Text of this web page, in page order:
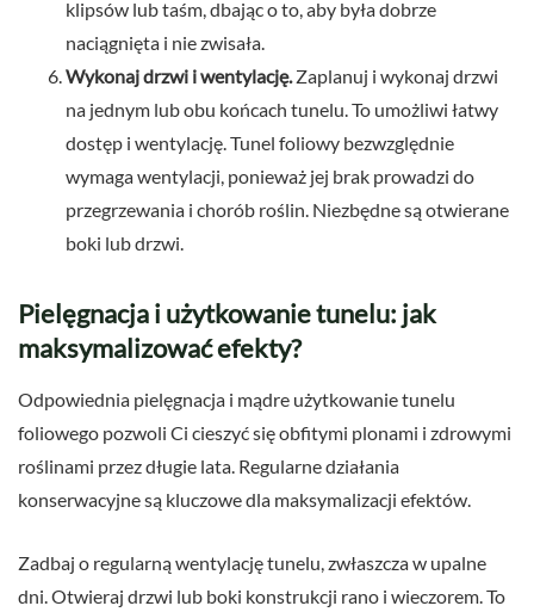
klipsów lub taśm, dbając o to, aby była dobrze
naciągnięta i nie zwisała.
Wykonaj drzwi i wentylację. Zaplanuj i wykonaj drzwi
na jednym lub obu końcach tunelu. To umożliwi łatwy
dostęp i wentylację. Tunel foliowy bezwzględnie
wymaga wentylacji, ponieważ jej brak prowadzi do
przegrzewania i chorób roślin. Niezbędne są otwierane
boki lub drzwi.
Pielęgnacja i użytkowanie tunelu: jak
maksymalizować efekty?
Odpowiednia pielęgnacja i mądre użytkowanie tunelu
foliowego pozwoli Ci cieszyć się obfitymi plonami i zdrowymi
roślinami przez długie lata. Regularne działania
konserwacyjne są kluczowe dla maksymalizacji efektów.
Zadbaj o regularną wentylację tunelu, zwłaszcza w upalne
dni. Otwieraj drzwi lub boki konstrukcji rano i wieczorem. To